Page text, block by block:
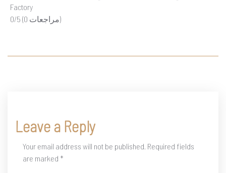
Factory
0/5 (0 مراجعات)
Leave a Reply
Your email address will not be published. Required fields
are marked *